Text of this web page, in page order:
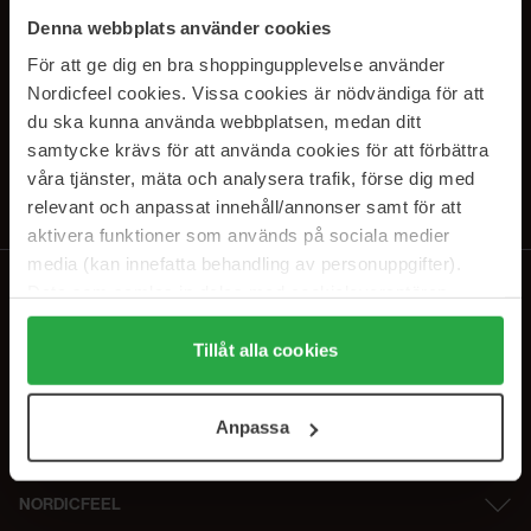
Denna webbplats använder cookies
För att ge dig en bra shoppingupplevelse använder
Nordicfeel cookies. Vissa cookies är nödvändiga för att
du ska kunna använda webbplatsen, medan ditt
samtycke krävs för att använda cookies för att förbättra
våra tjänster, mäta och analysera trafik, förse dig med
relevant och anpassat innehåll/annonser samt för att
aktivera funktioner som används på sociala medier
media (kan innefatta behandling av personuppgifter).
Genom att trycka på "Tillåt alla cookies" accepterar du
alla cookies, medan du under "Detaljer" kan anpassa
användningen av cookies. Du kan när som helst återkalla
samt vår Integritetspolicy.
Tillåt alla cookies
Anpassa
SUBSCRIBE TO OUR
NEWSLETTER
Ved å abonnere godtar du vårpersonvernerklæring. Du kan melde deg
av når som helst.
NORDICFEEL